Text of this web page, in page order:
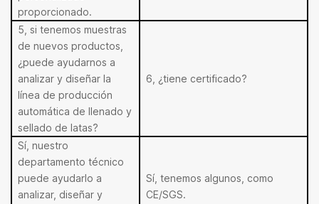
proporcionado.
5, si tenemos muestras
de nuevos productos,
¿puede ayudarnos a
analizar y diseñar la
línea de producción
automática de llenado y
sellado de latas?
6, ¿tiene certificado?
Sí, nuestro
departamento técnico
puede ayudarlo a
analizar, diseñar y
Sí, tenemos algunos, como
CE/SGS.